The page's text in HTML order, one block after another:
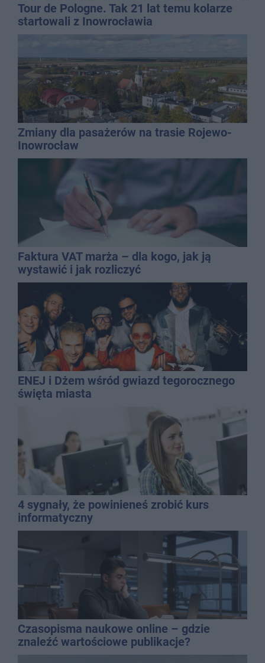
Tour de Pologne. Tak 21 lat temu kolarze
startowali z Inowrocławia
Zmiany dla pasażerów na trasie Rojewo-
Inowrocław
Faktura VAT marża – dla kogo, jak ją
wystawić i jak rozliczyć
ENEJ i Dżem wśród gwiazd tegorocznego
święta miasta
4 sygnały, że powinieneś zrobić kurs
informatyczny
Czasopisma naukowe online – gdzie
znaleźć wartościowe publikacje?